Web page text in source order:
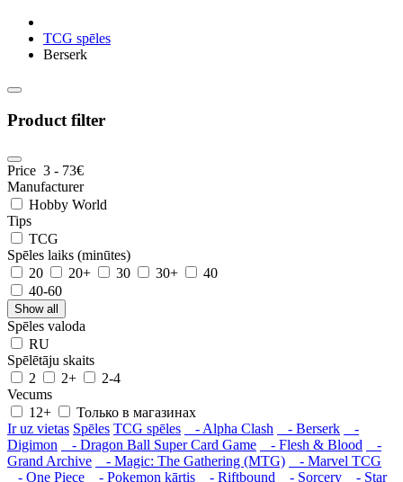
TCG spēles
Berserk
Product filter
Price 3 - 73€
Manufacturer
Hobby World
Tips
TCG
Spēles laiks (minūtes)
20
20+ 30 30+
40
40-60
Show all
Spēles valoda
RU
Spēlētāju skaits
2
2+
2-4
Vecums
12+
Только в магазинах
Ir uz vietas Spēles TCG spēles - Alpha Clash - Berserk
-
Digimon
- Dragon Ball Super Card Game - Flesh & Blood
-
Grand Archive
- Magic: The Gathering (MTG)
- Marvel TCG
- One Piece
- Pokemon kārtis - Riftbound - Sorcery - Star